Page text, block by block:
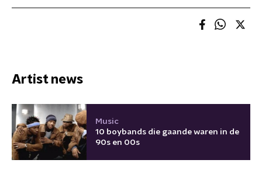
Artist news
Music
10 boybands die gaande waren in de
90s en 00s